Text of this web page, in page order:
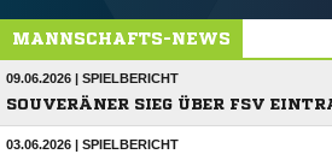
MANNSCHAFTS-NEWS
09.06.2026 | SPIELBERICHT
SOUVERÄNER SIEG ÜBER FSV
03.06.2026 | SPIELBERICHT